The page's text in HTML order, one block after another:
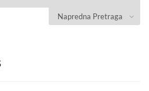
Napredna Pretraga